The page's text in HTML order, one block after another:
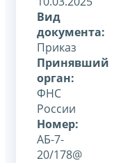
Вид
документа:
Приказ
Принявший
орган:
ФНС
России
Номер:
АБ-7-
20/178@